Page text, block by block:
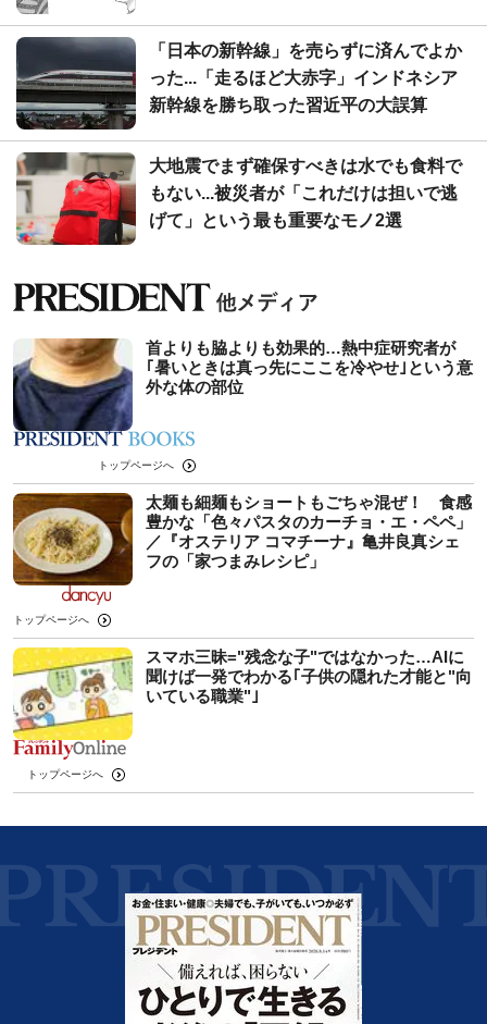
「日本の新幹線」を売らずに済んでよか
った...「走るほど大赤字」インドネシア
新幹線を勝ち取った習近平の大誤算
大地震でまず確保すべきは水でも食料で
もない...被災者が「これだけは担いで逃
げて」という最も重要なモノ2選
首よりも脇よりも効果的…熱中症研究者が
｢暑いときは真っ先にここを冷やせ｣という意
外な体の部位
トップページへ
太麺も細麺もショートもごちゃ混ぜ！ 食感
豊かな「色々パスタのカーチョ・エ・ペペ」
／『オステリア コマチーナ』亀井良真シェ
フの「家つまみレシピ」
トップページへ
スマホ三昧="残念な子"ではなかった…AIに
聞けば一発でわかる｢子供の隠れた才能と"向
いている職業"｣
トップページへ